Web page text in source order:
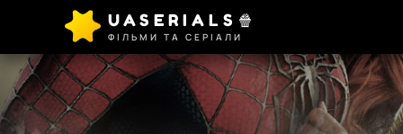
UASERIALS🍿
ФІЛЬМИ ТА СЕРІАЛИ